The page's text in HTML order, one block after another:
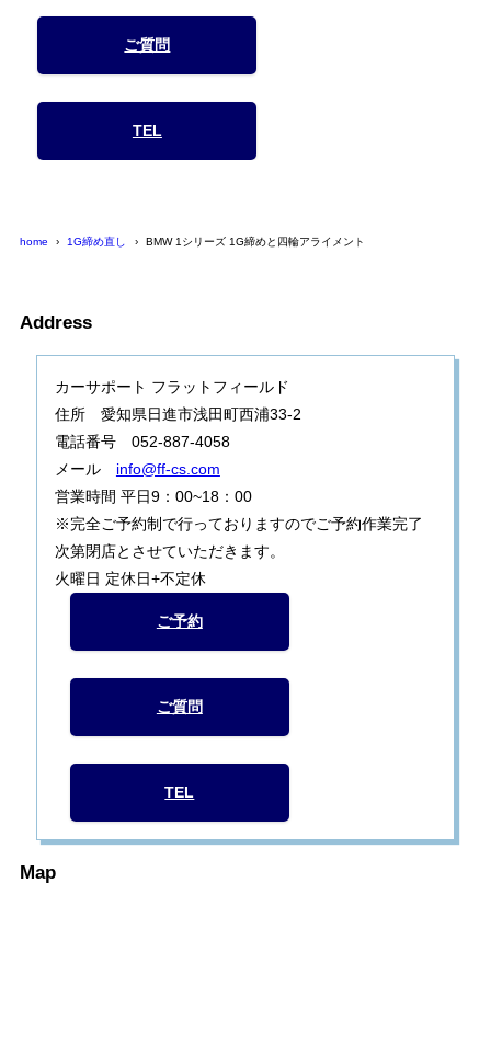
ご質問
TEL
home 1G締め直し BMW 1シリーズ 1G締めと四輪アライメント
Address
カーサポート フラットフィールド
住所 愛知県日進市浅田町西浦33-2
電話番号 052-887-4058
メール info@ff-cs.com
営業時間 平日9：00~18：00
※完全ご予約制で行っておりますのでご予約作業完了
次第閉店とさせていただきます。
火曜日 定休日+不定休
ご予約
ご質問
TEL
Map